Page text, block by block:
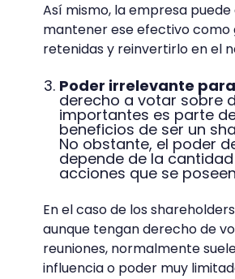
Así mismo, la empresa puede
mantener ese efectivo como
retenidas y reinvertirlo en el
Poder irrelevante
derecho a votar sobre
importantes es parte
beneficios de ser un
No obstante, el poder
depende de la
acciones que se
En el caso de los
aunque tengan derecho de
reuniones, normalmente
influencia o poder muy